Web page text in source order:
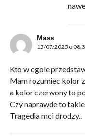
Mass
15/07/2025 o
Kto w ogole
Mam rozumiec kolor
a kolor czerwony to
Czy naprawde to
Tragedia moi drodzy..